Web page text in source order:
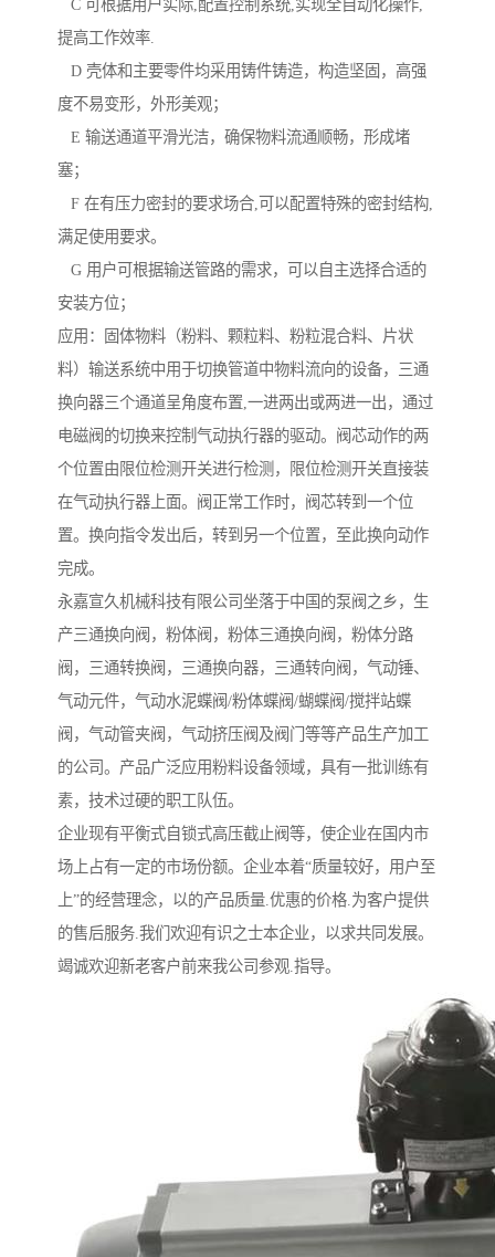
C 可根据用户实际,配置控制系统,实现全自动化操作,
提高工作效率.
D 壳体和主要零件均采用铸件铸造，构造坚固，高强
度不易变形，外形美观；
E 输送通道平滑光洁，确保物料流通顺畅，形成堵
塞；
F 在有压力密封的要求场合,可以配置特殊的密封结构,
满足使用要求。
G 用户可根据输送管路的需求，可以自主选择合适的
安装方位；
应用：固体物料（粉料、颗粒料、粉粒混合料、片状
料）输送系统中用于切换管道中物料流向的设备，三通
换向器三个通道呈角度布置,一进两出或两进一出，通过
电磁阀的切换来控制气动执行器的驱动。阀芯动作的两
个位置由限位检测开关进行检测，限位检测开关直接装
在气动执行器上面。阀正常工作时，阀芯转到一个位
置。换向指令发出后，转到另一个位置，至此换向动作
完成。
永嘉宣久机械科技有限公司坐落于中国的泵阀之乡，生
产三通换向阀，粉体阀，粉体三通换向阀，粉体分路
阀，三通转换阀，三通换向器，三通转向阀，气动锤、
气动元件，气动水泥蝶阀/粉体蝶阀/蝴蝶阀/搅拌站蝶
阀，气动管夹阀，气动挤压阀及阀门等等产品生产加工
的公司。产品广泛应用粉料设备领域，具有一批训练有
素，技术过硬的职工队伍。
企业现有平衡式自锁式高压截止阀等，使企业在国内市
场上占有一定的市场份额。企业本着“质量较好，用户至
上”的经营理念，以的产品质量.优惠的价格.为客户提供
的售后服务.我们欢迎有识之士本企业，以求共同发展。
竭诚欢迎新老客户前来我公司参观.指导。